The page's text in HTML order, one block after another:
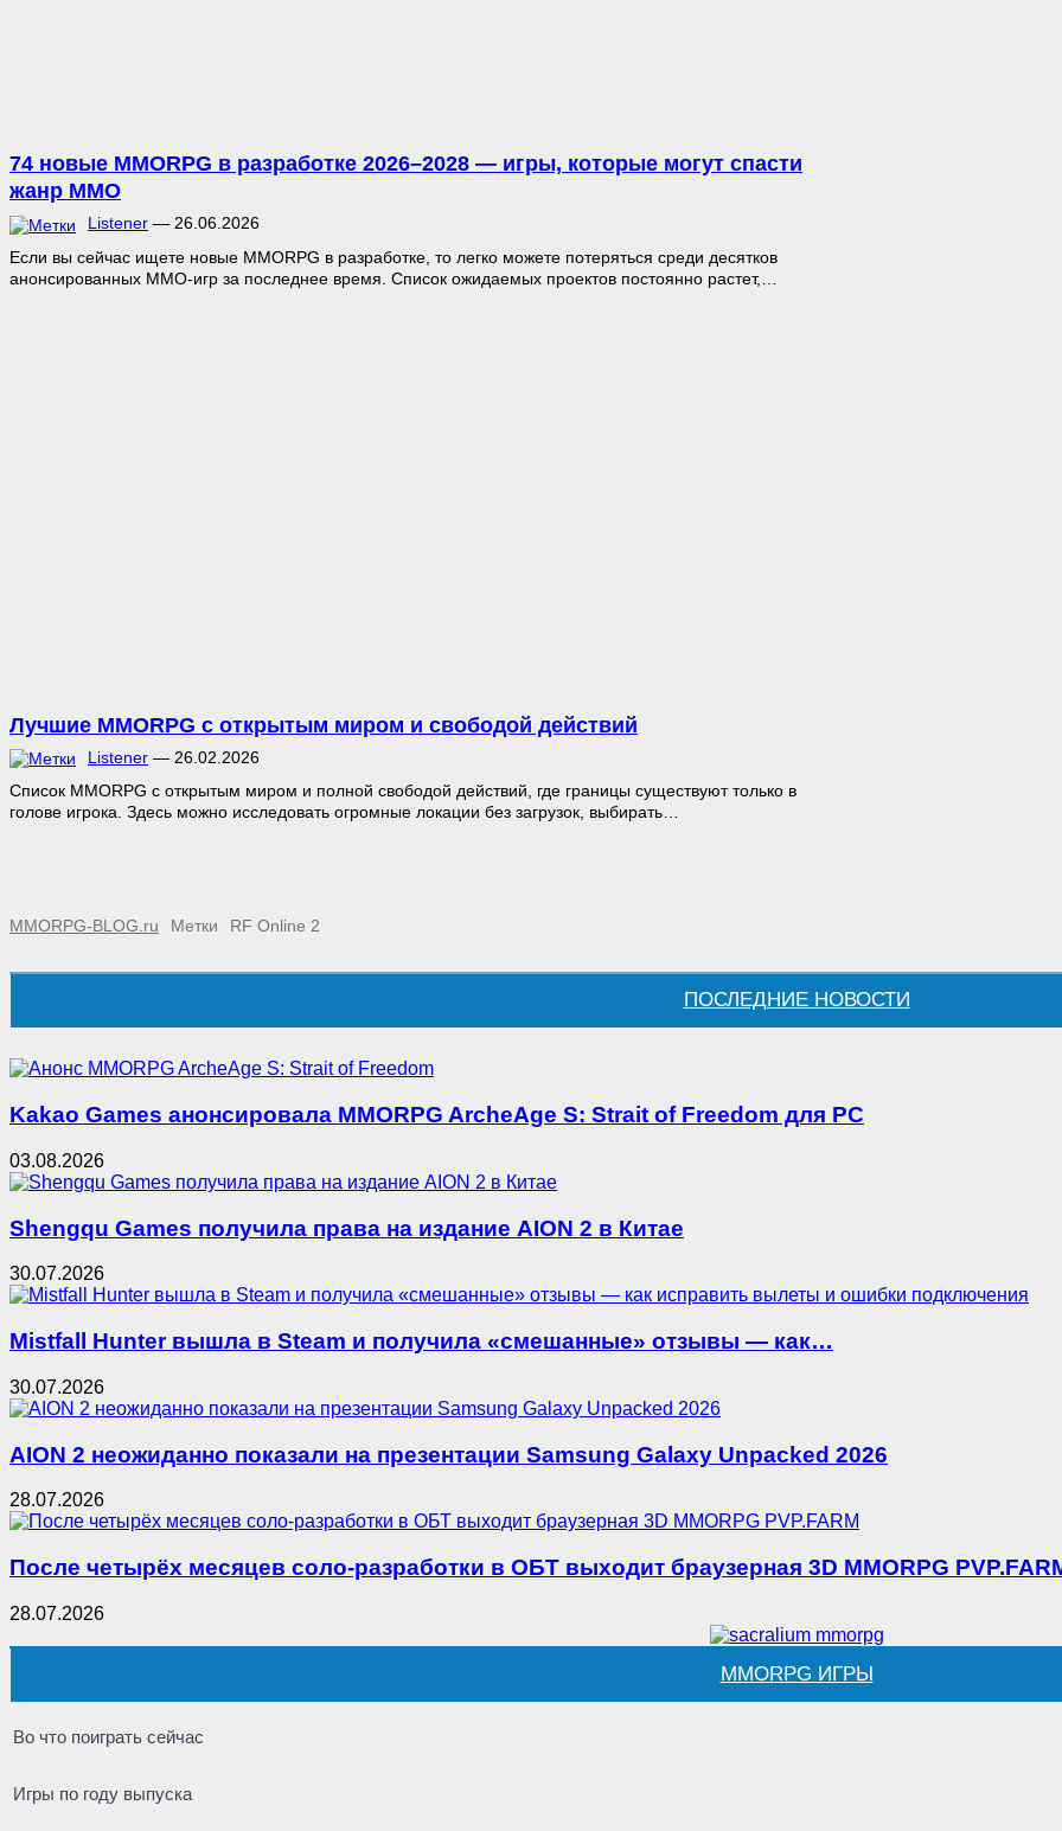
74 новые MMORPG в разработке 2026–2028 — игры, которые могут спасти
жанр MMO
Listener — 26.06.2026
Если вы сейчас ищете новые MMORPG в разработке, то легко можете потеряться среди десятков
анонсированных MMO-игр за последнее время. Список ожидаемых проектов постоянно растет,…
Лучшие MMORPG с открытым миром и свободой действий
Listener — 26.02.2026
Список MMORPG с открытым миром и полной свободой действий, где границы существуют только в
голове игрока. Здесь можно исследовать огромные локации без загрузок, выбирать…
MMORPG-BLOG.ru Метки RF Online 2
ПОСЛЕДНИЕ НОВОСТИ
Kakao Games анонсировала MMORPG ArcheAge S: Strait of Freedom для PC
03.08.2026
Shengqu Games получила права на издание AION 2 в Китае
30.07.2026
Mistfall Hunter вышла в Steam и получила «смешанные» отзывы — как…
30.07.2026
AION 2 неожиданно показали на презентации Samsung Galaxy Unpacked 2026
28.07.2026
После четырёх месяцев соло-разработки в ОБТ выходит браузерная 3D MMORPG
28.07.2026
MMORPG ИГРЫ
Во что поиграть сейчас
Игры по году выпуска